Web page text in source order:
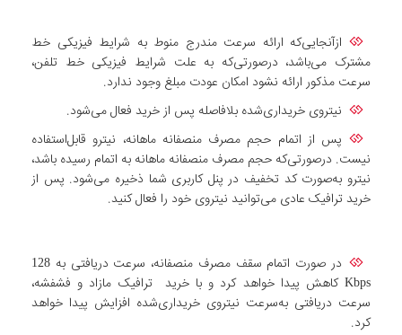
ازآنجایی‌که ارائه سرعت مندرج منوط به شرایط فیزیکی خط
مشترک می‌باشد، درصورتی‌که به علت شرایط فیزیکی خط تلفن،
سرعت مذکور ارائه نشود امکان عودت مبلغ وجود ندارد.
نیتروی خریداری‌شده بلافاصله پس از خرید فعال می‌شود.
پس از اتمام حجم مصرف منصفانه ماهانه، نیترو قابل‌استفاده
نیست. درصورتی‌که حجم مصرف منصفانه ماهانه به اتمام رسیده باشد،
نیترو به‌صورت کد تخفیف در پنل کاربری شما ذخیره می‌شود. پس از
خرید ترافیک عادی می‌توانید نیتروی خود را فعال کنید.
در صورت اتمام سقف مصرف منصفانه، سرعت دریافتی به 128
Kbps کاهش پیدا خواهد کرد و با خرید ترافیک مازاد و فشفشه،
سرعت دریافتی به‌سرعت نیتروی خریداری‌شده افزایش پیدا خواهد
کرد.